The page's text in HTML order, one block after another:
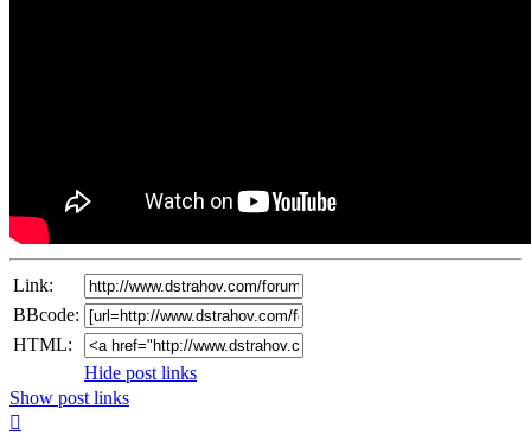
Link:
BBcode:
HTML:
Hide post links
Show post links